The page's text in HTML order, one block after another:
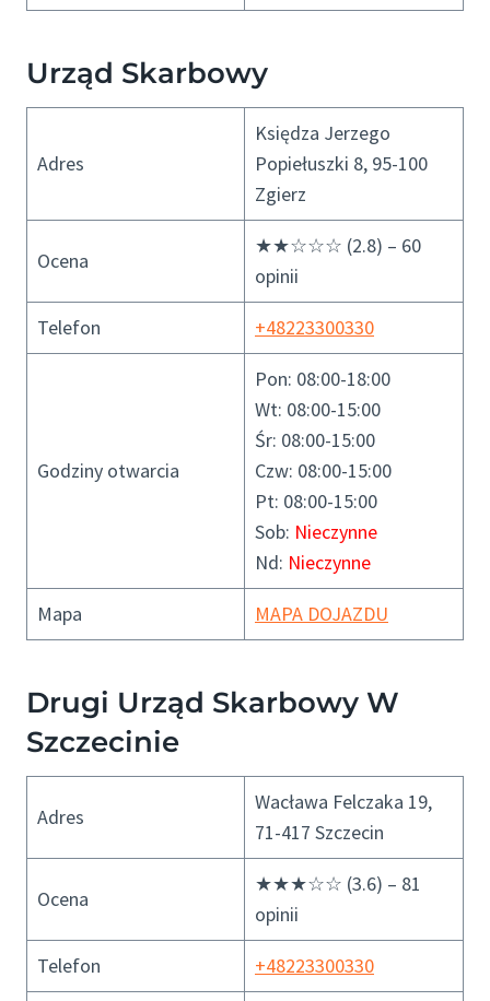
Urząd Skarbowy
Adres
Księdza Jerzego
Popiełuszki 8, 95-100
Zgierz
Ocena
★★☆☆☆ (2.8) – 60
opinii
Telefon +48223300330
Godziny otwarcia
Pon: 08:00-18:00
Wt: 08:00-15:00
Śr: 08:00-15:00
Czw: 08:00-15:00
Pt: 08:00-15:00
Sob: Nieczynne
Nd: Nieczynne
Mapa MAPA DOJAZDU
Drugi Urząd Skarbowy W
Szczecinie
Adres
Wacława Felczaka 19,
71-417 Szczecin
Ocena
★★★☆☆ (3.6) – 81
opinii
Telefon +48223300330